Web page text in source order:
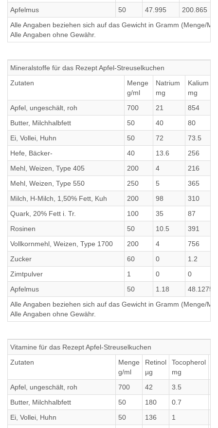
Apfelmus
50 47.995
200.865
Alle Angaben beziehen sich auf das Gewicht in Gramm (Menge/
Alle Angaben ohne Gewähr.
Mineralstoffe für das Rezept Apfel-Streuselkuchen
Zutaten
Menge
g/ml
Natrium
mg
Kalium
mg
Apfel, ungeschält, roh
700 21
854
Butter, Milchhalbfett
50 40
80
Ei, Vollei, Huhn
50 72
73.5
Hefe, Bäcker-
40 13.6
256
Mehl, Weizen, Type 405
200 4
216
Mehl, Weizen, Type 550
250 5
365
Milch, H-Milch, 1,50% Fett, Kuh
200 98
310
Quark, 20% Fett i. Tr.
100 35
87
Rosinen
50 10.5
391
Vollkornmehl, Weizen, Type 1700
200 4
756
Zucker
60 0
1.2
Zimtpulver
1 0
0
Apfelmus
50 1.18
48.1275
Alle Angaben beziehen sich auf das Gewicht in Gramm (Menge/
Alle Angaben ohne Gewähr.
Vitamine für das Rezept Apfel-Streuselkuchen
Zutaten
Menge
g/ml
Retinol
µg
Tocopherol
mg
Apfel, ungeschält, roh
700 42 3.5
Butter, Milchhalbfett
50 180 0.7
Ei, Vollei, Huhn
50 136 1